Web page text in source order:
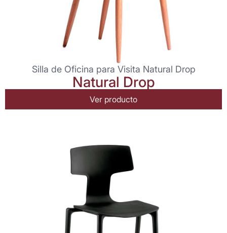
Silla de Oficina para Visita Natural Drop
Natural Drop
Ver producto